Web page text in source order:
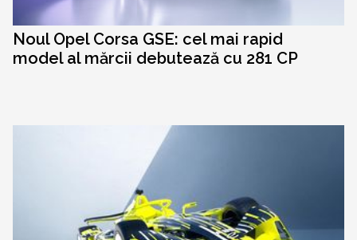
Noul Opel Corsa GSE: cel mai rapid
model al mărcii debutează cu 281 CP